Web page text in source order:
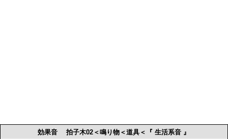
効果音 拍子木02＜鳴り物＜道具＜『 生活系音 』